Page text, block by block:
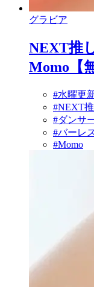
グラビア
NEXT推
Momo【
#水曜更
#NEXT
#ダンサ
#バーレ
#Momo